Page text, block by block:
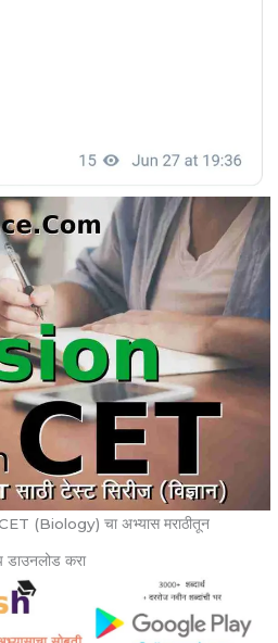
(Biology) चा अभ्यास मराठीतून
डाउनलोड करा